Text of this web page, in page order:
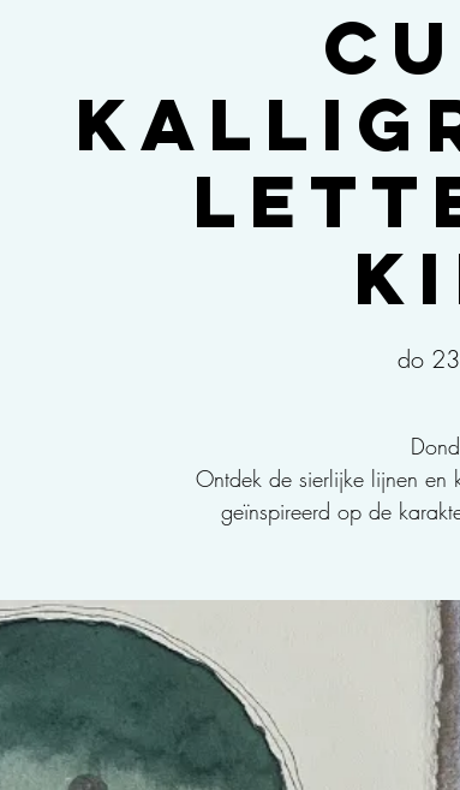
do
Ontdek de sierlijke lijnen en
geïnspireerd op de